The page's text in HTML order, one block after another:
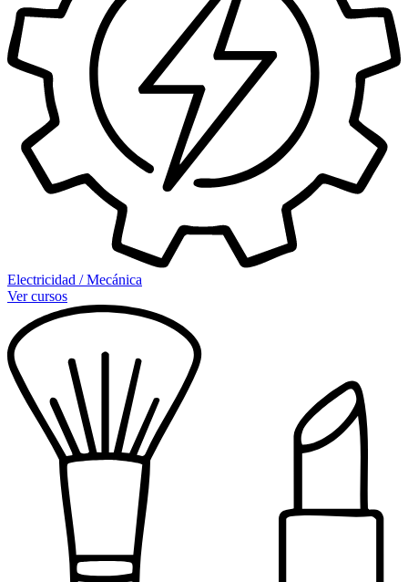
Electricidad / Mecánica
Ver cursos